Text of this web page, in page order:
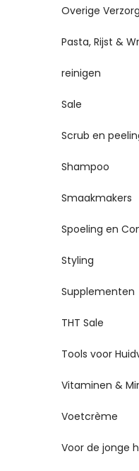
Overige
Pasta, Rijst &
reinigen
Sale
Scrub en
Shampoo
Smaakmakers
Spoeling en
Styling
Supplementen
THT Sale
Tools voor
Vitaminen &
Voetcrème
Voor de jonge